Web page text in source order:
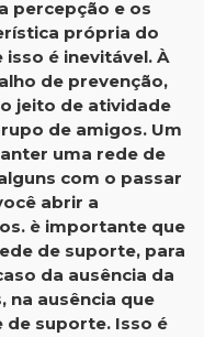
percepção e os
própria do
é inevitável. À
de prevenção,
jeito de atividade
de amigos. Um
uma rede de
com o passar
abrir a
è importante que
de suporte, para
da ausência da
na ausência que
suporte. Isso é